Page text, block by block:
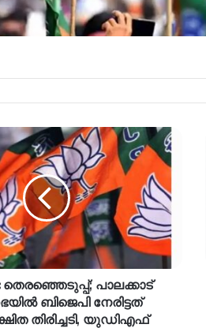
പാലക്കാട്
ബിജെപി നേരിട്ടത്
തിരിച്ചടി, യുഡിഎഫ്